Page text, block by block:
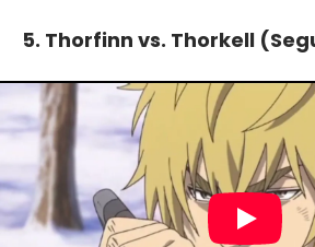
Thorfinn vs. Thorkell